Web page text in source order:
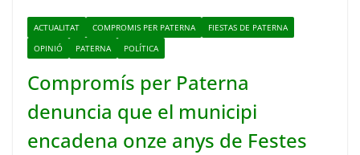
ACTUALITAT COMPROMIS PER PATERNA
FIESTAS DE PATERNA
OPINIÓ
PATERNA POLÍTICA
Compromís per Paterna
denuncia que el municipi
encadena onze anys de Festes